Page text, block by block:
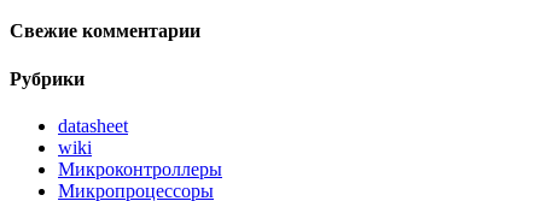
Свежие комментарии
Рубрики
datasheet
wiki
Микроконтроллеры
Микропроцессоры